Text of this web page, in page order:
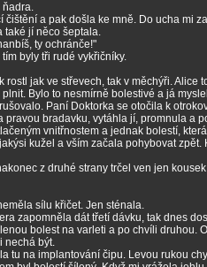
ňadra.
a pak došla ke mně. Do ucha mi
také jí něco šeptala.
ty ochránče!"
byly tři rudé vykřičníky.
jak ve střevech, tak v měchýři.
Bylo to nesmírně bolestivé a já
Paní Doktorka se otočila k
bradavku, vytáhla jí, promnula
vnitřnostem a jednak bolestí,
kužel a vším začala pohybovat
z druhé strany trčel ven jen
sílu křičet. Jen sténala.
zapomněla dát třetí dávku, tak dnes
bolest na varleti a po chvíli
nechá být.
tu na implantování čipu. Levou rukou